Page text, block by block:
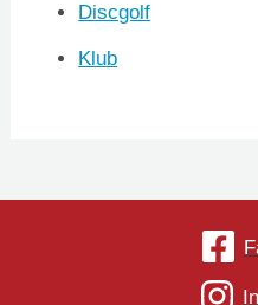
Discgolf
Klub